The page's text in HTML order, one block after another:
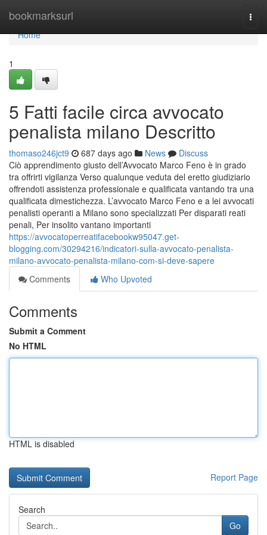
bookmarksurl
Home
Home
1
5 Fatti facile circa avvocato
penalista milano Descritto
thomaso246jct9 687 days ago News
Discuss
Ciò apprendimento giusto dell’Avvocato Marco Feno è in grado
tra offrirti vigilanza Verso qualunque veduta del eretto giudiziario
offrendoti assistenza professionale e qualificata vantando tra una
qualificata dimestichezza. L’avvocato Marco Feno e a lei avvocati
penalisti operanti a Milano sono specializzati Per disparati reati
penali, Per insolito vantano importanti
https://avvocatoperreatifacebookw95047.get-
blogging.com/30294216/indicatori-sulla-avvocato-penalista-
milano-avvocato-penalista-milano-com-si-deve-sapere
Comments
Who Upvoted
Comments
Submit a Comment
No HTML
HTML is disabled
Report Page
Search
Go